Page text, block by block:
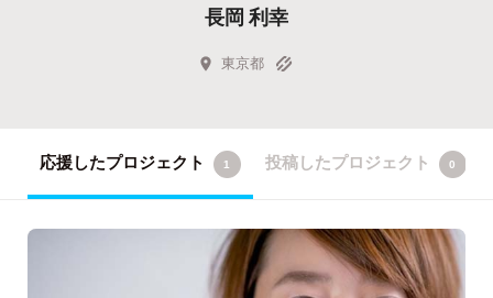
長岡 利幸
東京都
応援したプロジェクト 1 投稿したプロジェクト 0